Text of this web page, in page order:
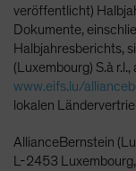
veröffentlicht)
Dokumente,
Halbjahresberichts,
(Luxembourg) S.à
www.eifs.lu/
lokalen
AllianceBernstein
L-2453